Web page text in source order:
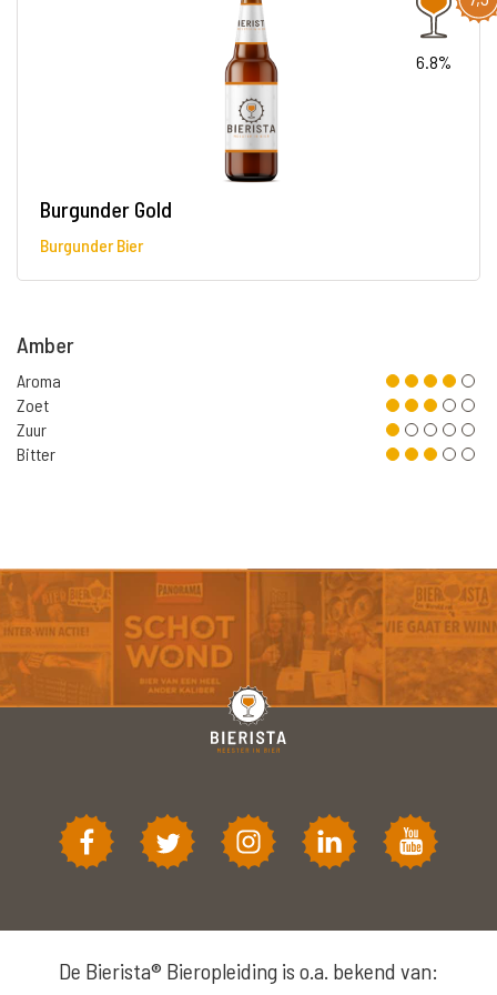
6.8%
Burgunder Gold
Burgunder Bier
Amber
Aroma
Zoet
Zuur
Bitter
De Bierista® Bieropleiding is o.a. bekend van: